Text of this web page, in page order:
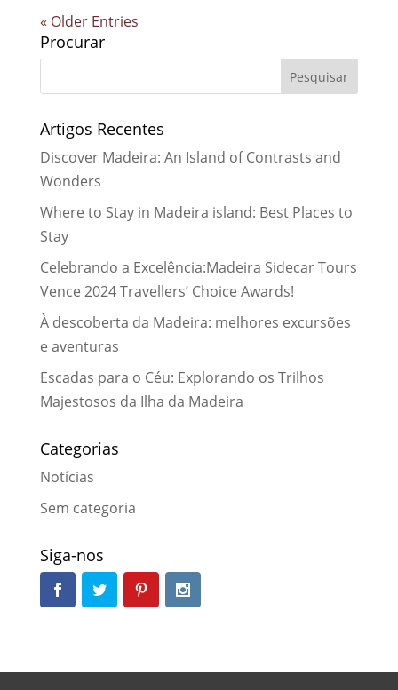
« Older Entries
Procurar
Artigos Recentes
Discover Madeira: An Island of Contrasts and
Wonders
Where to Stay in Madeira island: Best Places to
Stay
Celebrando a Excelência:Madeira Sidecar Tours
Vence 2024 Travellers’ Choice Awards!
À descoberta da Madeira: melhores excursões
e aventuras
Escadas para o Céu: Explorando os Trilhos
Majestosos da Ilha da Madeira
Categorias
Notícias
Sem categoria
Siga-nos